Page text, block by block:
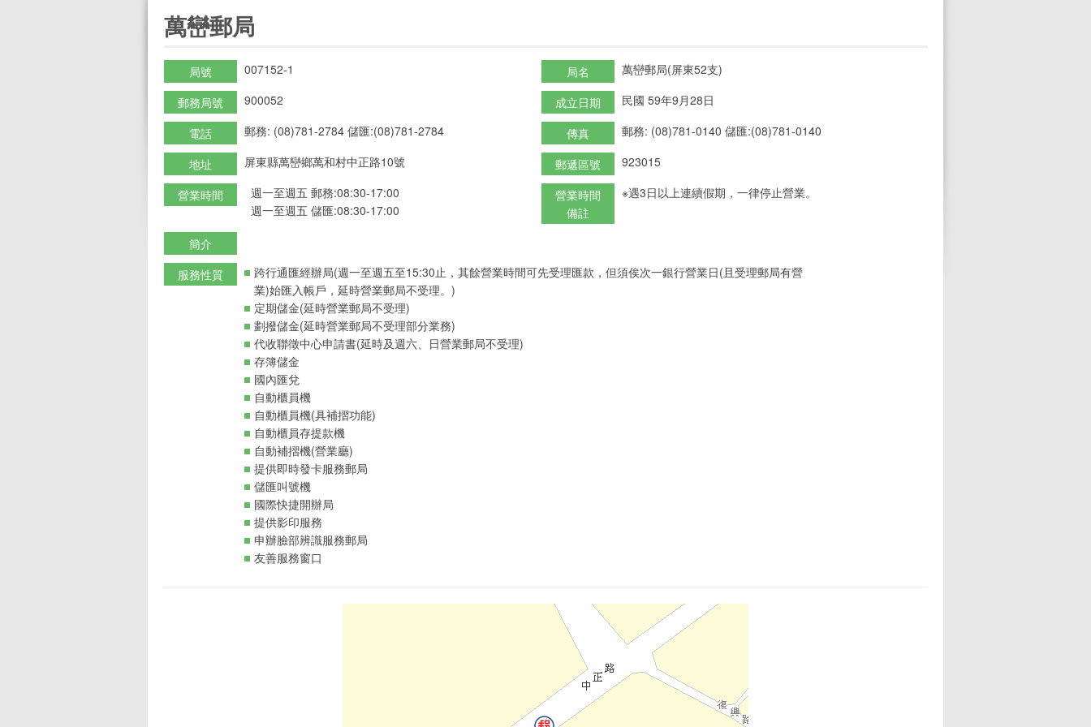
萬巒郵局
局號 007152-1 局名 萬巒郵局(屏東52支)
郵務局號 900052 成立日期 民國 59年9月28日
電話 郵務: (08)781-2784 儲匯:(08)781-2784 傳真 郵務: (08)781-0140 儲匯:(08)781-0140
地址 屏東縣萬巒鄉萬和村中正路10號 郵遞區號 923015
營業時間
週一至週五 郵務:08:30-17:00
週一至週五 儲匯:08:30-17:00
營業時間
備註
※遇3日以上連續假期，一律停止營業。
簡介
服務性質
跨行通匯經辦局(週一至週五至15:30止，其餘營業時間可先受理匯款，但須俟次一銀行營業日(且受理郵局有營
業)始匯入帳戶，延時營業郵局不受理。)
定期儲金(延時營業郵局不受理)
劃撥儲金(延時營業郵局不受理部分業務)
代收聯徵中心申請書(延時及週六、日營業郵局不受理)
存簿儲金
國內匯兌
自動櫃員機
自動櫃員機(具補摺功能)
自動櫃員存提款機
自動補摺機(營業廳)
提供即時發卡服務郵局
儲匯叫號機
國際快捷開辦局
提供影印服務
申辦臉部辨識服務郵局
友善服務窗口